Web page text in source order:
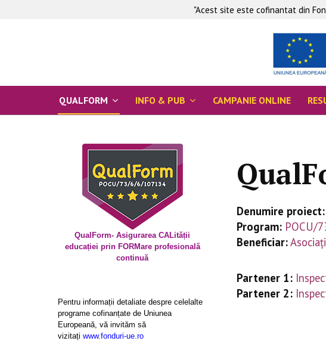
"Acest site este cofinantat din
QUALFORM INFO & PUB CAMPANIE ONLINE
QualForm- Asigurarea CALității
educației prin FORMare profesională
continuă
Pentru informații detaliate despre celelalte
programe cofinanțate de Uniunea
Europeană, vă invităm să
vizitați www.fonduri-ue.ro
Denumire proiect:
Program: POCU/
Beneficiar:
Partener 1:
Partener 2: